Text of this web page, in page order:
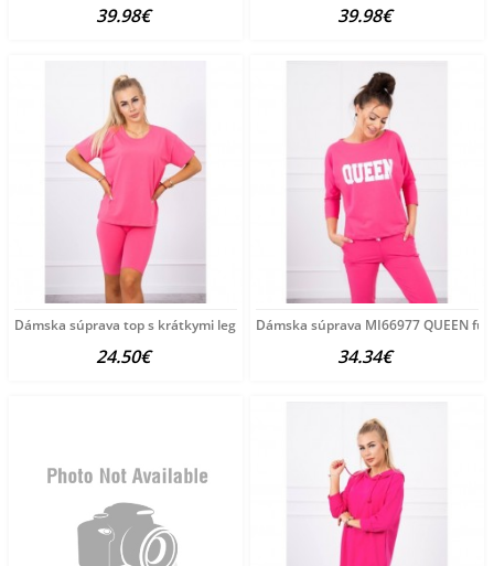
39.98€ 39.98€
Dámska súprava top s krátkymi legínami MI9099 fuchsia
24.50€
Dámska súprava MI66977 QUEEN
34.34€